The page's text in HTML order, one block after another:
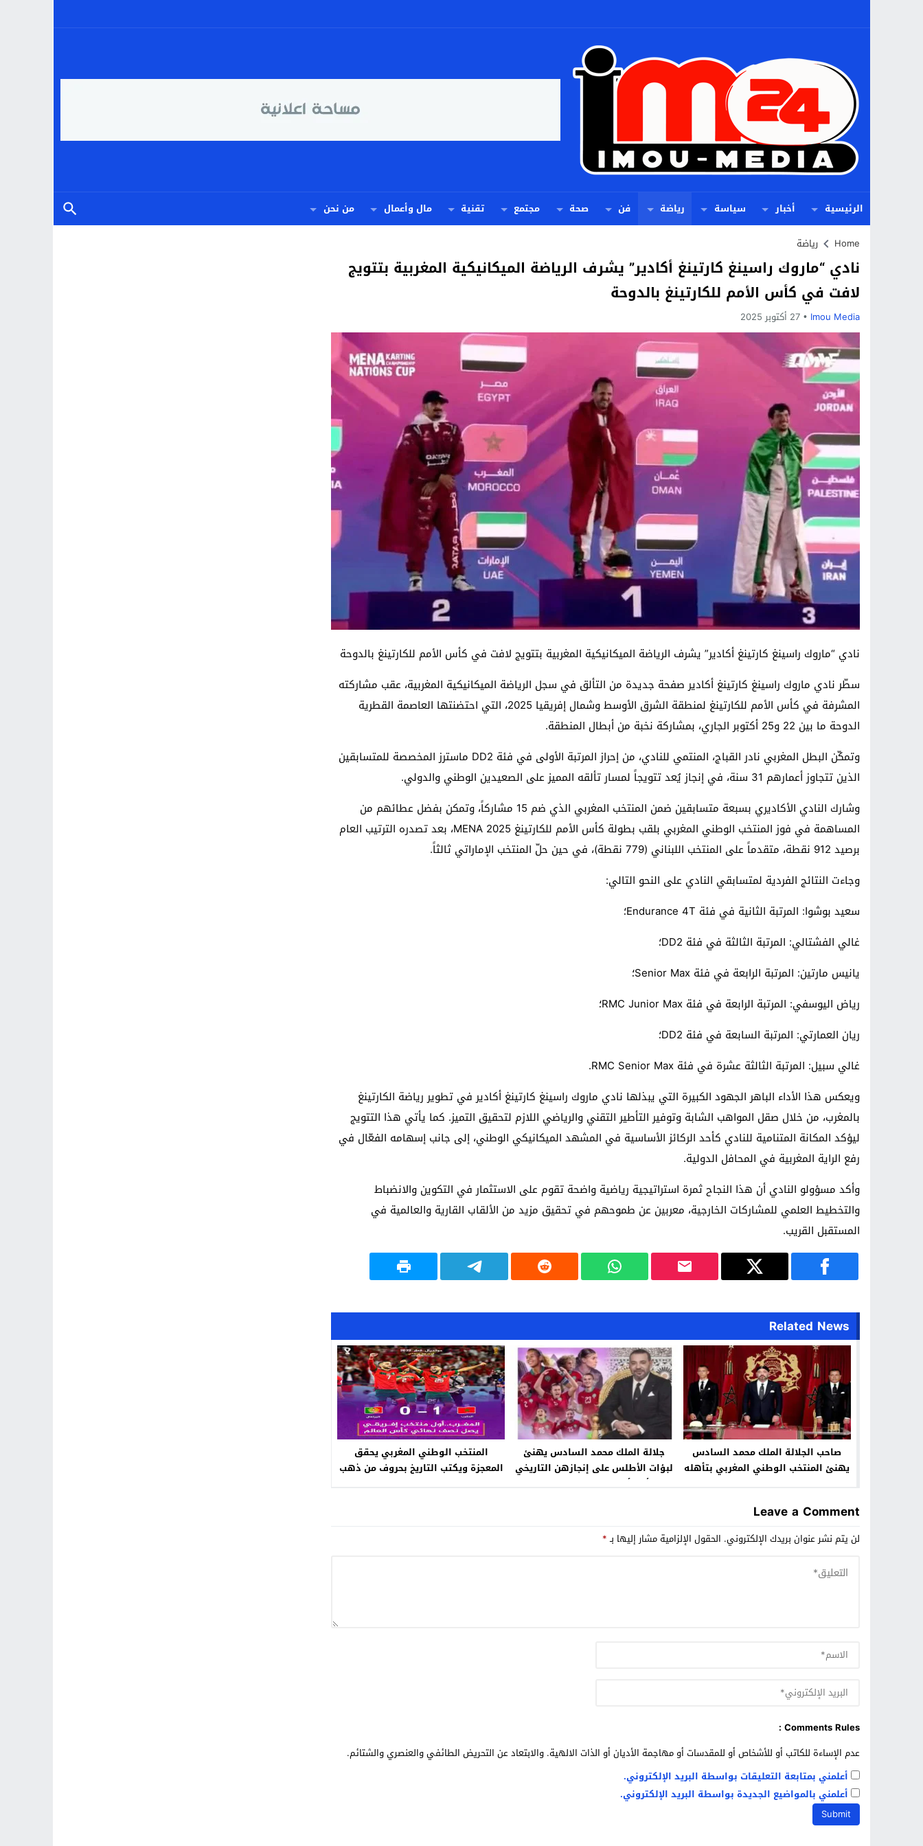
الرئيسية أخبار سياسة رياضة فن صحة مجتمع تقنية مال وأعمال من نحن
Home رياضة
نادي “ماروك راسينغ كارتينغ أكادير” يشرف الرياضة الميكانيكية المغربية بتتويج
لافت في كأس الأمم للكارتينغ بالدوحة
Imou Media 27 أكتوبر 2025
نادي “ماروك راسينغ كارتينغ أكادير” يشرف الرياضة الميكانيكية المغربية بتتويج لافت في كأس الأمم للكارتينغ بالدوحة
سطّر نادي ماروك راسينغ كارتينغ أكادير صفحة جديدة من التألق في سجل الرياضة الميكانيكية المغربية، عقب مشاركته
المشرفة في كأس الأمم للكارتينغ لمنطقة الشرق الأوسط وشمال إفريقيا 2025، التي احتضنتها العاصمة القطرية
الدوحة ما بين 22 و25 أكتوبر الجاري، بمشاركة نخبة من أبطال المنطقة.
وتمكّن البطل المغربي نادر القباج، المنتمي للنادي، من إحراز المرتبة الأولى في فئة DD2 ماسترز المخصصة للمتسابقين
الذين تتجاوز أعمارهم 31 سنة، في إنجاز يُعد تتويجاً لمسار تألقه المميز على الصعيدين الوطني والدولي.
وشارك النادي الأكاديري بسبعة متسابقين ضمن المنتخب المغربي الذي ضم 15 مشاركاً، وتمكن بفضل عطائهم من
المساهمة في فوز المنتخب الوطني المغربي بلقب بطولة كأس الأمم للكارتينغ MENA 2025، بعد تصدره الترتيب العام
برصيد 912 نقطة، متقدماً على المنتخب اللبناني (779 نقطة)، في حين حلّ المنتخب الإماراتي ثالثاً.
وجاءت النتائج الفردية لمتسابقي النادي على النحو التالي:
سعيد بوشوا: المرتبة الثانية في فئة Endurance 4T؛
غالي الفشتالي: المرتبة الثالثة في فئة DD2؛
يانيس مارتين: المرتبة الرابعة في فئة Senior Max؛
رياض اليوسفي: المرتبة الرابعة في فئة RMC Junior Max؛
ريان العمارتي: المرتبة السابعة في فئة DD2؛
غالي سبيل: المرتبة الثالثة عشرة في فئة RMC Senior Max.
ويعكس هذا الأداء الباهر الجهود الكبيرة التي يبذلها نادي ماروك راسينغ كارتينغ أكادير في تطوير رياضة الكارتينغ
بالمغرب، من خلال صقل المواهب الشابة وتوفير التأطير التقني والرياضي اللازم لتحقيق التميز. كما يأتي هذا التتويج
ليؤكد المكانة المتنامية للنادي كأحد الركائز الأساسية في المشهد الميكانيكي الوطني، إلى جانب إسهامه الفعّال في
رفع الراية المغربية في المحافل الدولية.
وأكد مسؤولو النادي أن هذا النجاح ثمرة استراتيجية رياضية واضحة تقوم على الاستثمار في التكوين والانضباط
والتخطيط العلمي للمشاركات الخارجية، معربين عن طموحهم في تحقيق مزيد من الألقاب القارية والعالمية في
المستقبل القريب.
Related News
صاحب الجلالة الملك محمد السادس
يهنئ المنتخب الوطني المغربي بتأهله
جلالة الملك محمد السادس يهنئ
لبؤات الأطلس على إنجازهن التاريخي
في كأس أمم إفريقيا للسيدات 2024
المنتخب الوطني المغربي يحقق
المعجزة ويكتب التاريخ بحروف من ذهب
Leave a Comment
لن يتم نشر عنوان بريدك الإلكتروني. الحقول الإلزامية مشار إليها بـ*
Comments Rules :
عدم الإساءة للكاتب أو للأشخاص أو للمقدسات أو مهاجمة الأديان أو الذات الالهية. والابتعاد عن التحريض الطائفي والعنصري والشتائم.
أعلمني بمتابعة التعليقات بواسطة البريد الإلكتروني.
أعلمني بالمواضيع الجديدة بواسطة البريد الإلكتروني.